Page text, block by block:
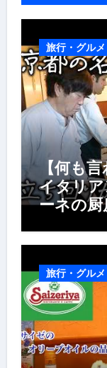
旅行・グルメ
【何も
イタリ
ーネの厨
風景】
旅行・グルメ